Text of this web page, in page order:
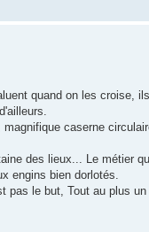
quand on les croise, ils
caserne
des lieux... Le métier
engins bien dorlotés.
le but, Tout au plus